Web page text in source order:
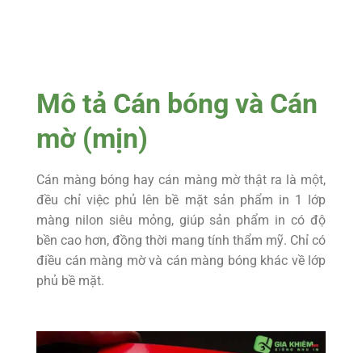
Mô tả Cán bóng và Cán
mờ (mịn)
Cán màng bóng hay cán màng mờ thật ra là một,
đều chỉ việc phủ lên bề mặt sản phẩm in 1 lớp
màng nilon siêu mỏng, giúp sản phẩm in có độ
bền cao hơn, đồng thời mang tính thẩm mỹ. Chỉ có
điều cán màng mờ và cán màng bóng khác về lớp
phủ bề mặt.